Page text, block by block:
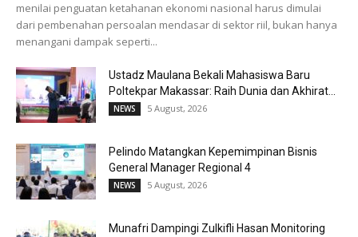
menilai penguatan ketahanan ekonomi nasional harus dimulai
dari pembenahan persoalan mendasar di sektor riil, bukan hanya
menangani dampak seperti...
Ustadz Maulana Bekali Mahasiswa Baru
Poltekpar Makassar: Raih Dunia dan Akhirat...
NEWS 5 August, 2026
Pelindo Matangkan Kepemimpinan Bisnis
General Manager Regional 4
NEWS 5 August, 2026
Munafri Dampingi Zulkifli Hasan Monitoring